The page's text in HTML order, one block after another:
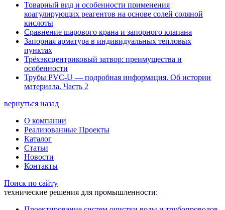
Товарный вид и особенности применения
коагулирующих реагентов на основе солей соляной
кислоты
Сравнение шарового крана и запорного клапана
Запорная арматура в индивидуальных тепловых
пунктах
Трёхэксцентриковый затвор: преимущества и
особенности
Трубы PVC-U — подробная информация. Об истории
материала. Часть 2
вернуться назад
О компании
Реализованные Проекты
Каталог
Статьи
Новости
Контакты
Поиск по сайту
технические решения для промышленности: